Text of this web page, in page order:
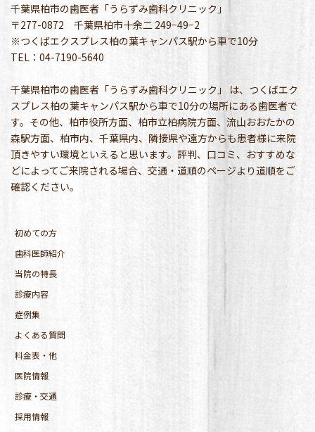
千葉県柏市の歯医者「うらずみ歯科クリニック」
〒277-0872 千葉県柏市十余二 249−49−2
※つくばエクスプレス柏の葉キャンパス駅から車で10分
TEL：04-7190-5640
千葉県柏市の歯医者「うらずみ歯科クリニック」 は、つくばエク
スプレス柏の葉キャンパス駅から車で10分の場所にある歯医者で
す。その他、柏市役所方面、柏市立柏病院方面、流山おおたかの
森駅方面、柏市内、千葉県内、隣接県や遠方からも患者様に来院
頂きやすい環境といえると思います。評判、口コミ、おすすめな
どによってご来院される場合、交通・道順のページより道順をご
確認ください。
初めての方
歯科医師紹介
当院の特長
診療内容
症例集
よくある質問
料金表・他
医院情報
診療・交通
採用情報